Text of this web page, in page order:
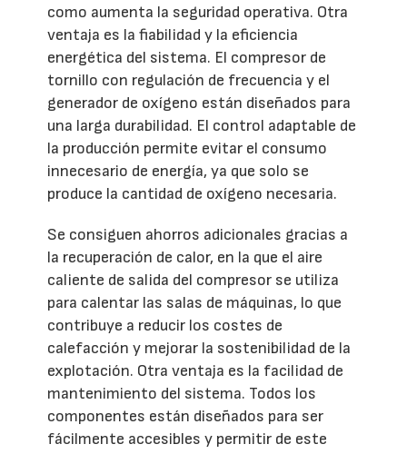
como aumenta la seguridad operativa. Otra
ventaja es la fiabilidad y la eficiencia
energética del sistema. El compresor de
tornillo con regulación de frecuencia y el
generador de oxígeno están diseñados para
una larga durabilidad. El control adaptable de
la producción permite evitar el consumo
innecesario de energía, ya que solo se
produce la cantidad de oxígeno necesaria.
Se consiguen ahorros adicionales gracias a
la recuperación de calor, en la que el aire
caliente de salida del compresor se utiliza
para calentar las salas de máquinas, lo que
contribuye a reducir los costes de
calefacción y mejorar la sostenibilidad de la
explotación. Otra ventaja es la facilidad de
mantenimiento del sistema. Todos los
componentes están diseñados para ser
fácilmente accesibles y permitir de este